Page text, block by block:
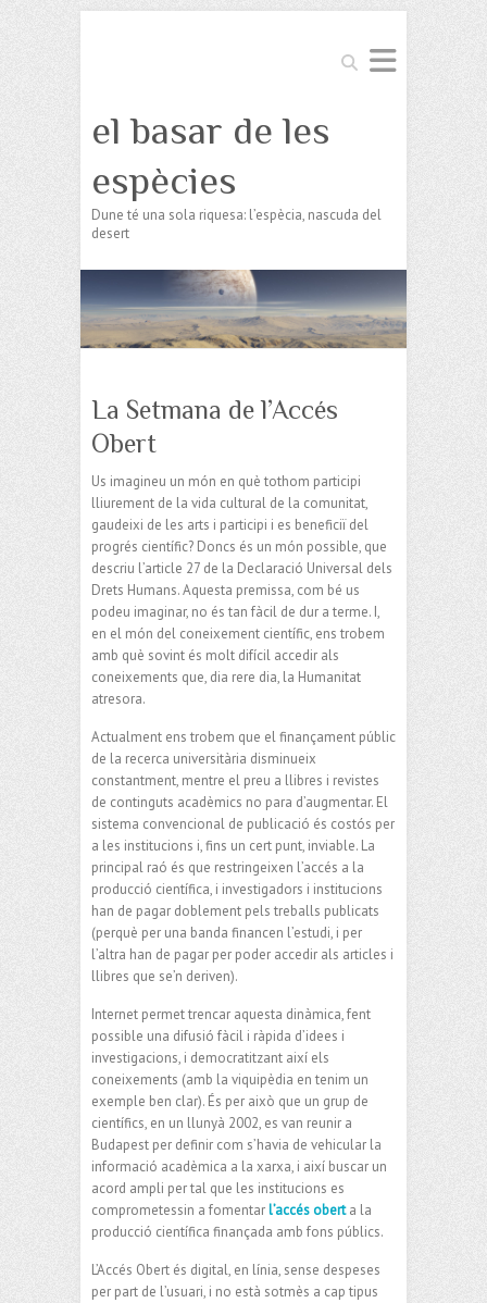
Search
el basar de les
espècies
Dune té una sola riquesa: l’espècia, nascuda del
desert
La Setmana de l’Accés
Obert
Us imagineu un món en què tothom participi
lliurement de la vida cultural de la comunitat,
gaudeixi de les arts i participi i es beneficiï del
progrés científic? Doncs és un món possible, que
descriu l’article 27 de la Declaració Universal dels
Drets Humans. Aquesta premissa, com bé us
podeu imaginar, no és tan fàcil de dur a terme. I,
en el món del coneixement científic, ens trobem
amb què sovint és molt difícil accedir als
coneixements que, dia rere dia, la Humanitat
atresora.
Actualment ens trobem que el finançament públic
de la recerca universitària disminueix
constantment, mentre el preu a llibres i revistes
de continguts acadèmics no para d’augmentar. El
sistema convencional de publicació és costós per
a les institucions i, fins un cert punt, inviable. La
principal raó és que restringeixen l’accés a la
producció científica, i investigadors i institucions
han de pagar doblement pels treballs publicats
(perquè per una banda financen l’estudi, i per
l’altra han de pagar per poder accedir als articles i
llibres que se’n deriven).
Internet permet trencar aquesta dinàmica, fent
possible una difusió fàcil i ràpida d’idees i
investigacions, i democratitzant així els
coneixements (amb la viquipèdia en tenim un
exemple ben clar). És per això que un grup de
científics, en un llunyà 2002, es van reunir a
Budapest per definir com s’havia de vehicular la
informació acadèmica a la xarxa, i així buscar un
acord ampli per tal que les institucions es
comprometessin a fomentarl’accés oberta la
producció científica finançada amb fons públics.
L’Accés Obert és digital, en línia, sense despeses
per part de l’usuari, i no està sotmès a cap tipus